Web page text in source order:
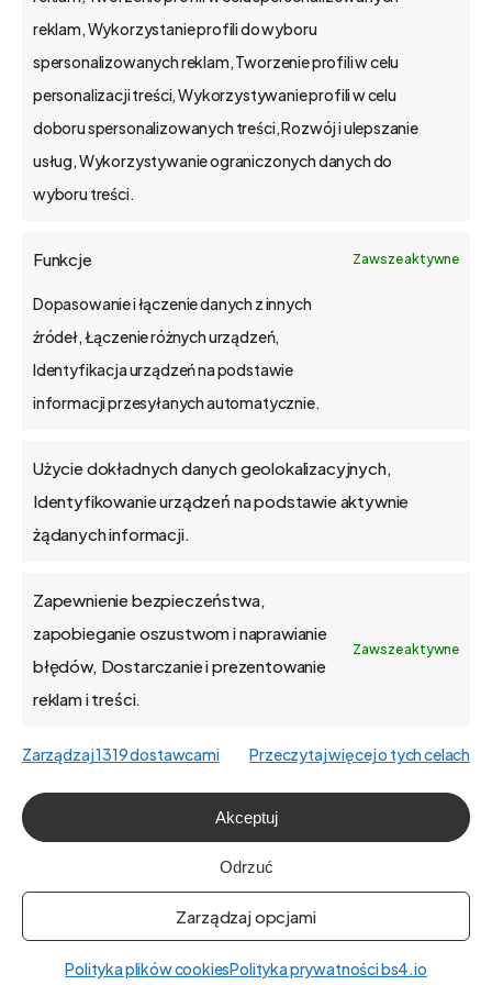
reklam, Wykorzystanie profili do wyboru
spersonalizowanych reklam, Tworzenie profili w celu
personalizacji treści, Wykorzystywanie profili w celu
doboru spersonalizowanych treści, Rozwój i ulepszanie
usług, Wykorzystywanie ograniczonych danych do
wyboru treści.
Funkcje Zawsze aktywne
Dopasowanie i łączenie danych z innych
źródeł, Łączenie różnych urządzeń,
Identyfikacja urządzeń na podstawie
informacji przesyłanych automatycznie.
Użycie dokładnych danych geolokalizacyjnych,
Identyfikowanie urządzeń na podstawie aktywnie
żądanych informacji.
Zapewnienie bezpieczeństwa,
zapobieganie oszustwom i naprawianie
błędów, Dostarczanie i prezentowanie
reklam i treści.
Zawsze aktywne
Zarządzaj 1319 dostawcami Przeczytaj więcej o tych celach
Akceptuj
Odrzuć
Zarządzaj opcjami
Polityka plików cookiesPolityka prywatności bs4.io
na rynku od 2002 r.
kapitał zakładowy 1,15 mln zł.
Poznań, Polska
tel. 61 848 44 23
bs4@bs4.io
Jak wdrażamy
API
Blog
Kontakt
O firmie
Praca
Polityka plików cookies (EU)
English